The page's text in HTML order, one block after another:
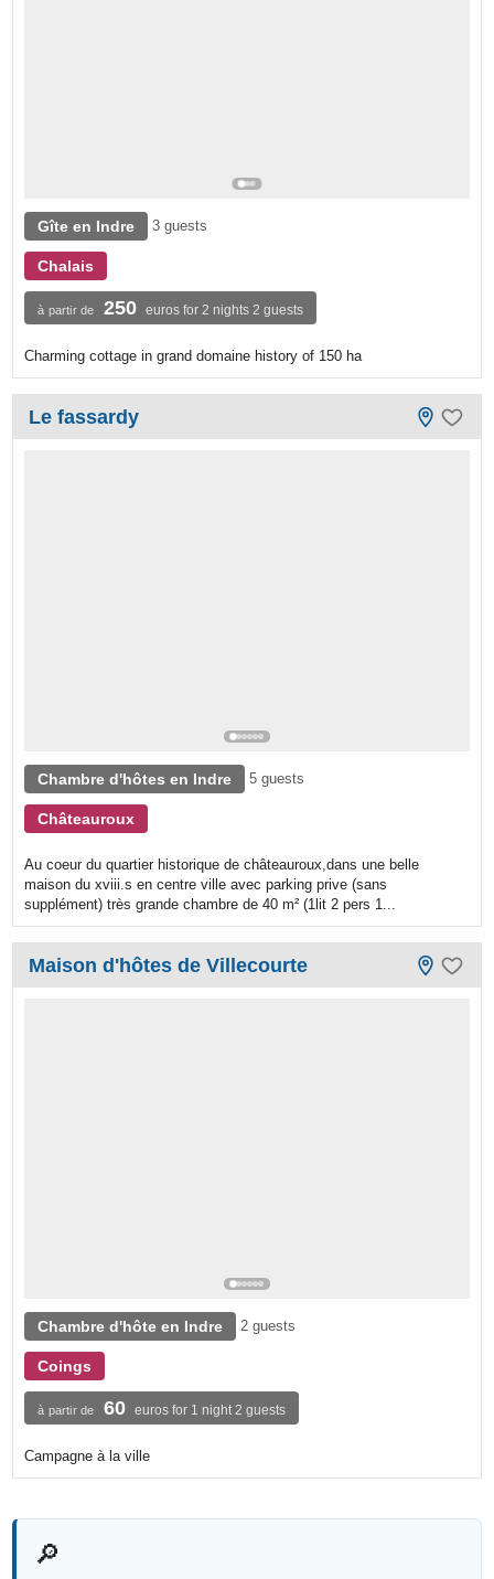
Gîte en Indre 3 guests
Chalais
à partir de 250 euros for 2 nights 2 guests
Charming cottage in grand domaine history of 150 ha
Le fassardy
Chambre d'hôtes en Indre 5 guests
Châteauroux
Au coeur du quartier historique de châteauroux,dans une belle
maison du xviii.s en centre ville avec parking prive (sans
supplément) très grande chambre de 40 m² (1lit 2 pers 1...
Maison d'hôtes de Villecourte
Chambre d'hôte en Indre 2 guests
Coings
à partir de 60 euros for 1 night 2 guests
Campagne à la ville
🔎